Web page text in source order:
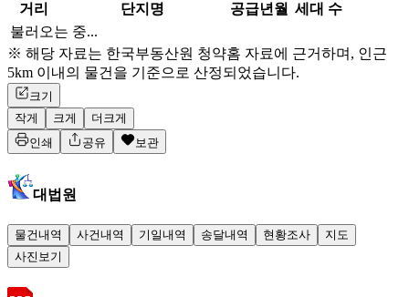
거리 단지명 공급년월 세대 수
불러오는 중...
※ 해당 자료는 한국부동산원 청약홈 자료에 근거하며, 인근
5km 이내의 물건을 기준으로 산정되었습니다.
크기
작게
크게
더크게
인쇄
공유 보관
대법원
물건내역 사건내역 기일내역 송달내역 현황조사
지도
사진보기